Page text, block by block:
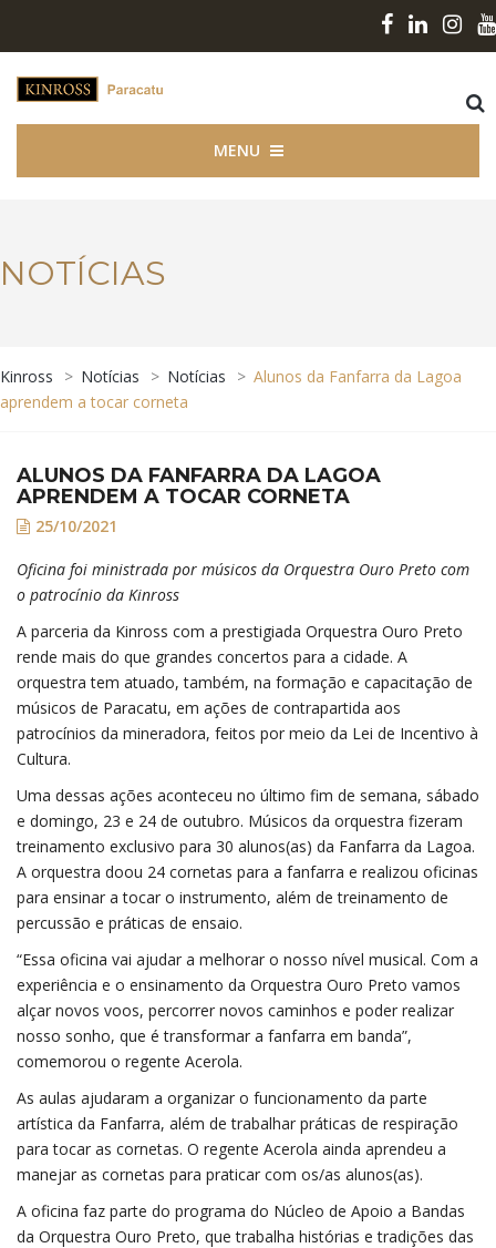
MENU
NOTÍCIAS
Kinross > Notícias > Notícias > Alunos da Fanfarra da Lagoa
aprendem a tocar corneta
ALUNOS DA FANFARRA DA LAGOA
APRENDEM A TOCAR CORNETA
25/10/2021
Oficina foi ministrada por músicos da Orquestra Ouro Preto com
o patrocínio da Kinross
A parceria da Kinross com a prestigiada Orquestra Ouro Preto
rende mais do que grandes concertos para a cidade. A
orquestra tem atuado, também, na formação e capacitação de
músicos de Paracatu, em ações de contrapartida aos
patrocínios da mineradora, feitos por meio da Lei de Incentivo à
Cultura.
Uma dessas ações aconteceu no último fim de semana, sábado
e domingo, 23 e 24 de outubro. Músicos da orquestra fizeram
treinamento exclusivo para 30 alunos(as) da Fanfarra da Lagoa.
A orquestra doou 24 cornetas para a fanfarra e realizou oficinas
para ensinar a tocar o instrumento, além de treinamento de
percussão e práticas de ensaio.
“Essa oficina vai ajudar a melhorar o nosso nível musical. Com a
experiência e o ensinamento da Orquestra Ouro Preto vamos
alçar novos voos, percorrer novos caminhos e poder realizar
nosso sonho, que é transformar a fanfarra em banda”,
comemorou o regente Acerola.
As aulas ajudaram a organizar o funcionamento da parte
artística da Fanfarra, além de trabalhar práticas de respiração
para tocar as cornetas. O regente Acerola ainda aprendeu a
manejar as cornetas para praticar com os/as alunos(as).
A oficina faz parte do programa do Núcleo de Apoio a Bandas
da Orquestra Ouro Preto, que trabalha histórias e tradições das